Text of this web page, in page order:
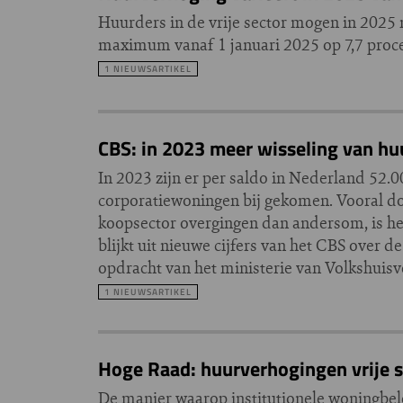
Huurders in de vrije sector mogen in
maximum vanaf 1 januari 2025 op 7,7
1 NIEUWSARTIKEL
CBS: in 2023 meer wisseling van
In 2023 zijn er per saldo in Nederland
corporatiewoningen bij gekomen. Vooral
koopsector overgingen dan andersom, is
blijkt uit nieuwe cijfers van het CBS over
opdracht van het ministerie van
1 NIEUWSARTIKEL
Hoge Raad: huurverhogingen
De manier waarop institutionele